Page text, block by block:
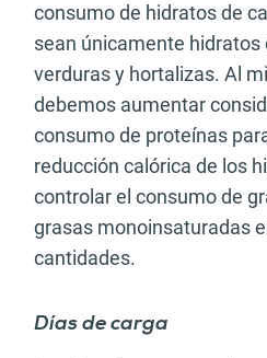
consumo de hidratos de
sean únicamente
verduras y hortalizas. Al
debemos aumentar
consumo de proteínas
reducción calórica de los
controlar el consumo de
grasas monoinsaturadas
cantidades.
Días de carga